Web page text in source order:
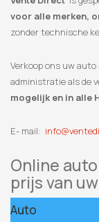
voor alle merken,
zonder technische
Verkoop ons uw
administratie als de
mogelijk en in alle
E- mail:
Online
prijs van
Auto